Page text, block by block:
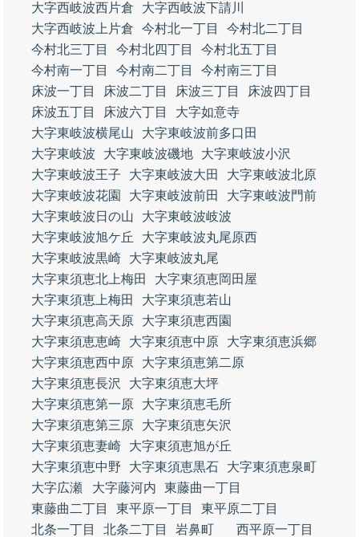
大字西岐波西片倉
大字西岐波下請川
大字西岐波上片倉
今村北一丁目
今村北二丁目
今村北三丁目
今村北四丁目
今村北五丁目
今村南一丁目
今村南二丁目
今村南三丁目
床波一丁目
床波二丁目 床波三丁目
床波四丁目
床波五丁目
床波六丁目
大字如意寺
大字東岐波横尾山
大字東岐波前多口田
大字東岐波
大字東岐波磯地
大字東岐波小沢
大字東岐波王子
大字東岐波大田
大字東岐波北原
大字東岐波花園
大字東岐波前田
大字東岐波門前
大字東岐波日の山
大字東岐波岐波
大字東岐波旭ケ丘
大字東岐波丸尾原西
大字東岐波黒崎
大字東岐波丸尾
大字東須恵北上梅田
大字東須恵岡田屋
大字東須恵上梅田
大字東須恵若山
大字東須恵高天原
大字東須恵西園
大字東須恵恵崎
大字東須恵中原
大字東須恵浜郷
大字東須恵西中原
大字東須恵第二原
大字東須恵長沢
大字東須恵大坪
大字東須恵第一原
大字東須恵毛所
大字東須恵第三原
大字東須恵矢沢
大字東須恵妻崎
大字東須恵旭が丘
大字東須恵中野
大字東須恵黒石
大字東須恵泉町
大字広瀬
大字藤河内
東藤曲一丁目
東藤曲二丁目
東平原一丁目
東平原二丁目
北条一丁目
北条二丁目 岩鼻町
西平原一丁目